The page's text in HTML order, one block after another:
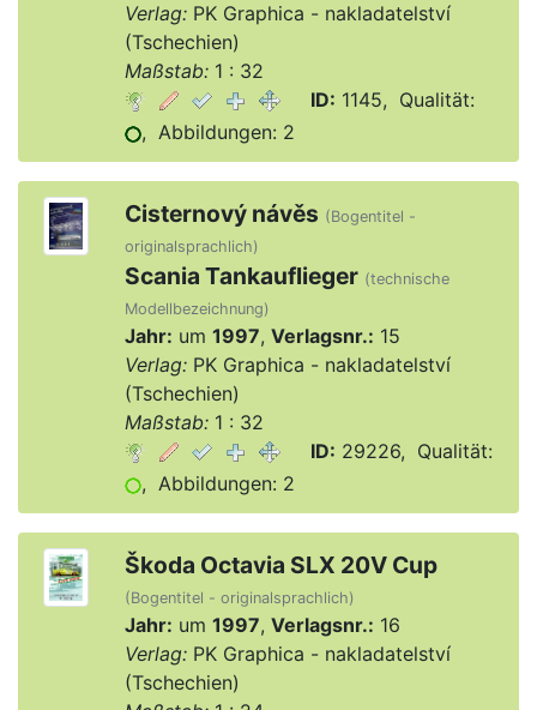
Verlag:PK Graphica - nakladatelství
(Tschechien)
Maßstab:1 : 32
ID: 1145, Qualität:
, Abbildungen: 2
Cisternový návěs (Bogentitel -
originalsprachlich)
Scania Tankauflieger (technische
Modellbezeichnung)
Jahr: um 1997, Verlagsnr.: 15
Verlag:PK Graphica - nakladatelství
(Tschechien)
Maßstab:1 : 32
ID: 29226, Qualität:
, Abbildungen: 2
Škoda Octavia SLX 20V Cup
(Bogentitel - originalsprachlich)
Jahr: um 1997, Verlagsnr.: 16
Verlag:PK Graphica - nakladatelství
(Tschechien)